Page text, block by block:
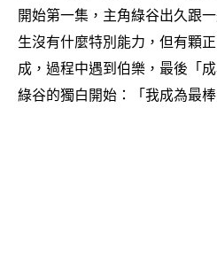
開始第一集 ， 主角綠谷出久跟
生沒有什麼特別能力 ， 但有顆
成 ， 過程中遇到伯樂 ， 最後「
綠谷的獨白開始 ： 「我成為最